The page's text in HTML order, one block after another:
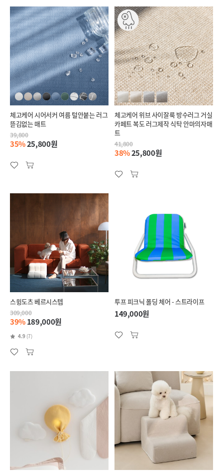
체고케어 시어서커 여름 털안붙는 러그
뜯김없는 매트
39,800
35%25,800원
체고케어 위브 사이잘룩 방수러그 거실
카페트 복도 러그제작 식탁 안마의자매
트
41,800
38%25,800원
스윙도츠 베르시스텝
309,000
39%189,000원
4.9 (7)
투프 피크닉 폴딩 체어 - 스트라이프
149,000원